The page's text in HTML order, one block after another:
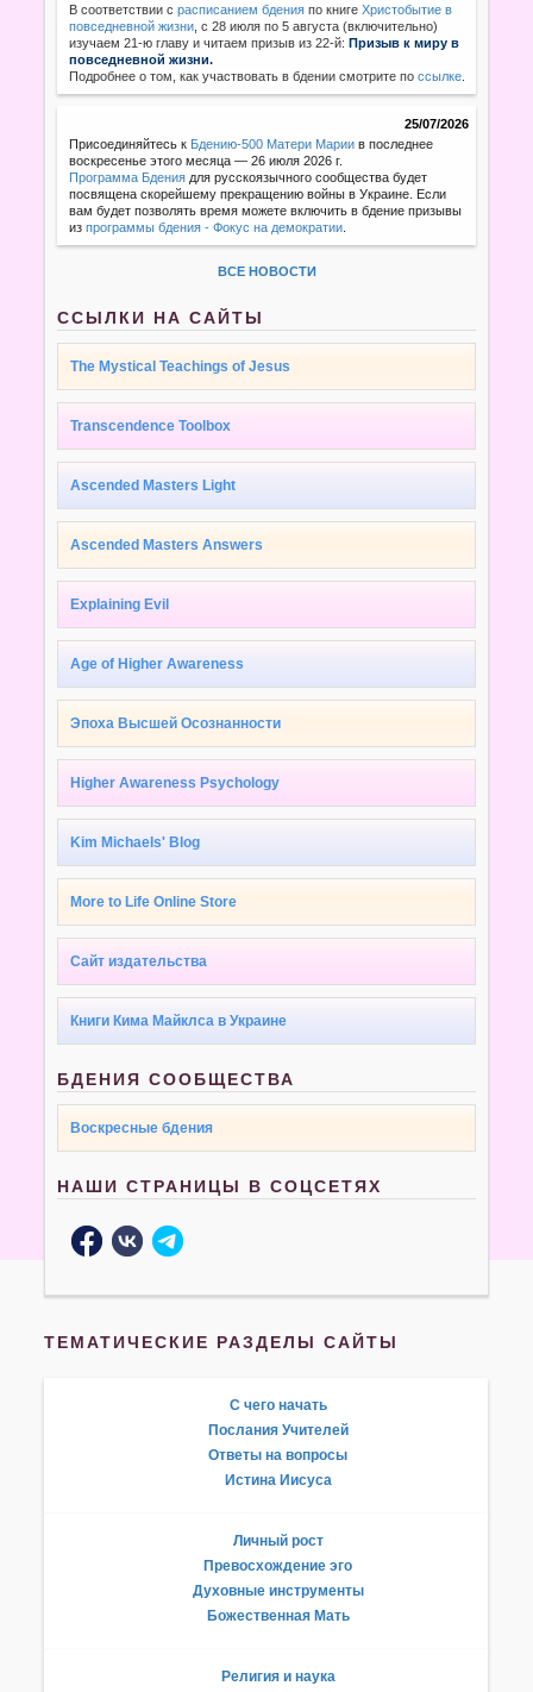
В соответствии с расписанием бдения по книгеХристобытие в
повседневной жизни с 28 июля по 5 августа (включительно)
изучаем 21-ю главу и читаем призыв из 22-й:Призыв к миру в
повседневной жизни.
Подробнее о том, как участвовать в бдении смотрите поссылке
25/07/2026
Присоединяйтесь к Бдению-500 Матери Марии в последнее
воскресенье этого месяца — 26 июля 2026 г.
Программа Бдения для русскоязычного сообщества будет
посвящена скорейшему прекращению войны в Украине. Если
вам будет позволять время можете включить в бдение призывы
изпрограммы бдения - Фокус на демократии
ВСЕ НОВОСТИ
ССЫЛКИ НА САЙТЫ
The Mystical Teachings of Jesus
Transcendence Toolbox
Ascended Masters Light
Ascended Masters Answers
Explaining Evil
Age of Higher Awareness
Эпоха Высшей Осознанности
Higher Awareness Psychology
Kim Michaels' Blog
More to Life Online Store
Сайт издательства
Книги Кима Майклса в Украине
БДЕНИЯ СООБЩЕСТВА
Воскресные бдения
НАШИ СТРАНИЦЫ В СОЦСЕТЯХ
ТЕМАТИЧЕСКИЕ РАЗДЕЛЫ САЙТЫ
С чего начать
Послания Учителей
Ответы на вопросы
Истина Иисуса
Личный рост
Превосхождение эго
Духовные инструменты
Божественная Мать
Религия и наука